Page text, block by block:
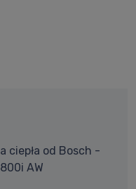
ciepła od Bosch -
AW